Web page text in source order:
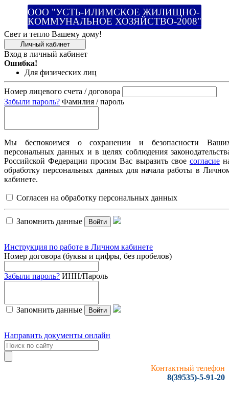
ООО "УСТЬ-ИЛИМСКОЕ ЖИЛИЩНО-
КОММУНАЛЬНОЕ ХОЗЯЙСТВО-2008"
Свет и тепло Вашему дому!
Личный кабинет
Вход в личный кабинет
Ошибка!
Для физических лиц
Номер лицевого счета / договора
Забыли пароль? Фамилия / пароль
Мы беспокоимся о сохранении и безопасности
персональных данных и в целях соблюдения
Российской Федерации просим Вас выразить свое согласие
обработку персональных данных для начала работы в
кабинете.
Согласен на обработку персональных данных
Запомнить данные Войти
Инструкция по работе в Личном кабинете
Номер договора (буквы и цифры, без пробелов)
Забыли пароль? ИНН/Пароль
Запомнить данные Войти
Направить документы онлайн
Контактный телефон
8(39535)-5-91-20